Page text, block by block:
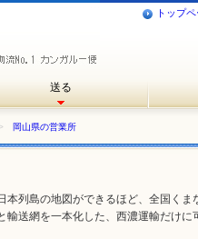
トップ
送る
岡山県の営業所
本列島の地図ができるほど、全国く
輸送網を一本化した、西濃運輸だけ